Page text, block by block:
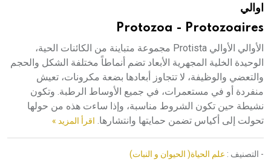
اوالي
Protozoa - Protozoaires
الأوالي الأوالي Protista مجموعة متباينة من الكائنات الحية،
الوحيدة الخلية المجهرية الأبعاد تضم أنماطاً مختلفة الشكل والحجم
والتعضي والوظيفة، لا تتجاوز أبعادها بضعة مكرونات، تعيش
منفردة أو في مستعمرات، في جميع الأوساط الرطبة. وتكون
نشيطة حين تكون الشروط مناسبة، وإذا ساءت هذه من حولها
تحولت إلى أكياس تضمن حمايتها وانتشارها. اقرأ المزيد »
- التصنيف : علم الحياة( الحيوان و النبات)